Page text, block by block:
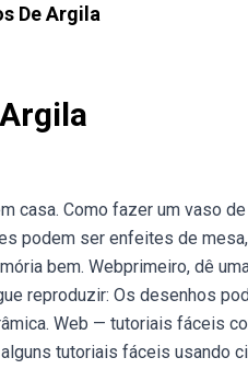
De Argila
casa. Como fazer um vaso
podem ser enfeites de
bem. Webprimeiro, dê
reproduzir: Os desenhos
Web — tutoriais fáceis
tutoriais fáceis usando